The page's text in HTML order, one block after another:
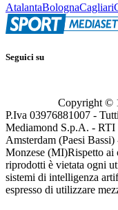
AtalantaBolognaCagliari
Seguici su
Copyright ©
P.Iva 03976881007 -
Mediamond S.p.A. - RTI
Amsterdam (Paesi
Monzese (MI)Rispetto ai
riprodotti è vietata ogni
sistemi di intelligenza
espresso di utilizzare